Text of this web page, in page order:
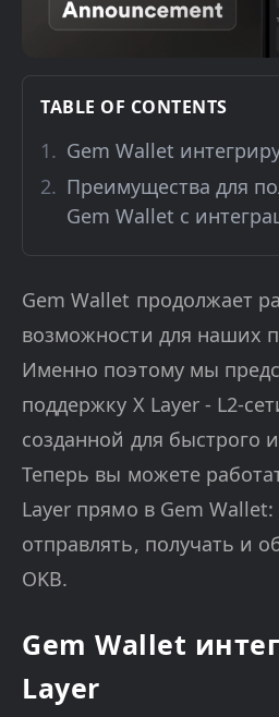
TABLE OF CONTENTS
Gem Wallet
Преимущества для
Gem Wallet с
Gem Wallet продолжает
возможности для наших
Именно поэтому мы
поддержку X Layer - L2-
созданной для быстрого
Теперь вы можете
Layer прямо в Gem
отправлять, получать и
OKB.
Gem Wallet
Layer